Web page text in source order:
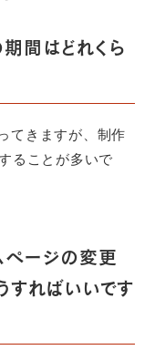
間はどれくら
てきますが、制作
ることが多いで
ページの変更
すればいいです